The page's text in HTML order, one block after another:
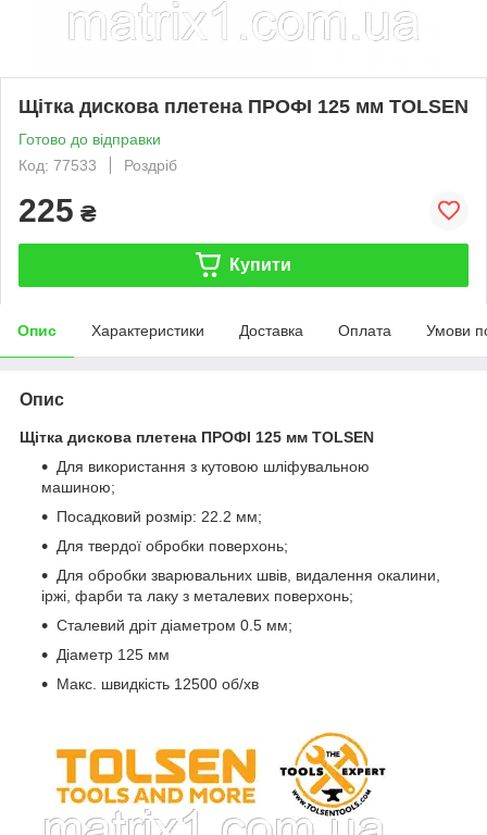
Щітка дискова плетена ПРОФІ 125 мм TOLSEN
Готово до відправки
Код: 77533
Роздріб
225 ₴
Купити
Опис Характеристики Доставка Оплата Умови
Опис
Щітка дискова плетена ПРОФІ 125 мм TOLSEN
Для використання з кутовою шліфувальною
машиною;
Посадковий розмір: 22.2 мм;
Для твердої обробки поверхонь;
Для обробки зварювальних швів, видалення окалини,
іржі, фарби та лаку з металевих поверхонь;
Сталевий дріт діаметром 0.5 мм;
Діаметр 125 мм
Макс. швидкість 12500 об/хв